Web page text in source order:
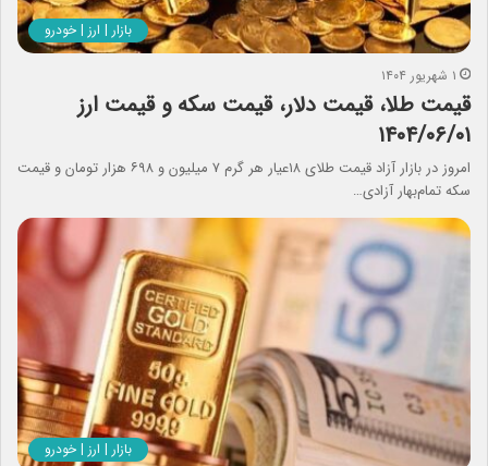
بازار | ارز | خودرو
۱ شهریور ۱۴۰۴
قیمت طلا، قیمت دلار، قیمت سکه و قیمت ارز
۱۴۰۴/۰۶/۰۱
امروز در بازار آزاد قیمت طلای ۱۸عیار هر گرم ۷ میلیون و ۶۹۸ هزار تومان و قیمت
سکه تمام‌بهار آزادی…
بازار | ارز | خودرو